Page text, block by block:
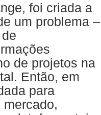
foi criada a
um problema –
de projetos na
Então, em
para